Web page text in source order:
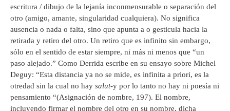
escritura / dibujo de la lejanía inconmensurable o separación del
otro (amigo, amante, singularidad cualquiera). No significa
ausencia o nada o falta, sino que apunta a o gesticula hacia la
retirada y retiro del otro. Un retiro que es infinito sin embargo,
sólo en el sentido de estar siempre, ni más ni menos que “un
paso alejado.” Como Derrida escribe en su ensayo sobre Michel
Deguy: “Esta distancia ya no se mide, es infinita a priori, es la
otredad sin la cual no hay salut-y por lo tanto no hay ni poesía ni
pensamiento “(Asignación de nombre, 197). El nombre,
incluyendo firmar el nombre del otro en su nombre, dicha